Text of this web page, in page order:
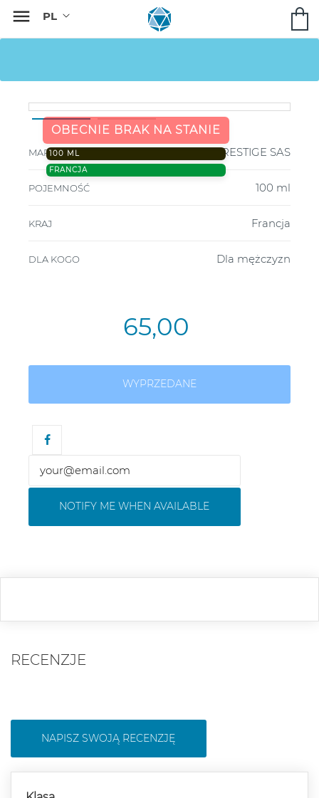

OBECNIE BRAK NA STANIE
100 ML
FRANCJA
MARKA PRESTIGE SAS
POJEMNOŚĆ 100 ml
KRAJ Francja
DLA KOGO Dla mężczyzn
65,00
WYPRZEDANE
NOTIFY ME WHEN AVAILABLE
RECENZJE
NAPISZ SWOJĄ RECENZJĘ